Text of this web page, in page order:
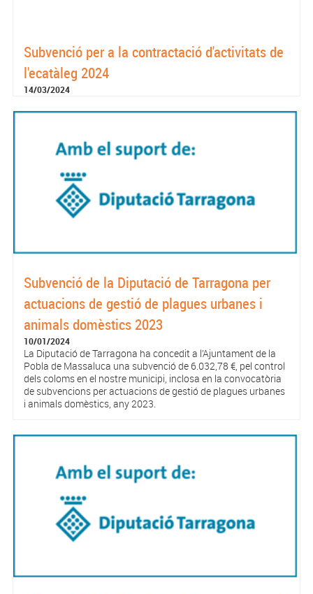
Subvenció per a la contractació d'activitats de
l'ecatàleg 2024
14/03/2024
Subvenció de la Diputació de Tarragona per
actuacions de gestió de plagues urbanes i
animals domèstics 2023
10/01/2024
La Diputació de Tarragona ha concedit a l’Ajuntament de la
Pobla de Massaluca una subvenció de 6.032,78 €, pel control
dels coloms en el nostre municipi, inclosa en la convocatòria
de subvencions per actuacions de gestió de plagues urbanes
i animals domèstics, any 2023.